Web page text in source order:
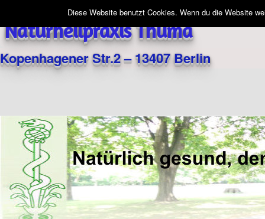
Naturheilpraxis Thuma
Kopenhagener Str.2 – 13407 Berlin
Diese Website benutzt Cookies. Wenn du die Website